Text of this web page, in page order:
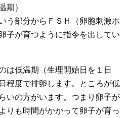
期）
う部分からＦＳＨ（卵胞刺激ホ
子が育つように指令を出してい
は低温期（生理開始日を１日
程度で排卵します。ところが低
いの方がいます。つまり卵子が
りも時間がかかって卵子が育っ